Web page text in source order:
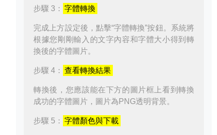
步驟 3： 字體轉換
完成上方設定後，點擊“字體轉換”按鈕。系統將
根據您剛剛輸入的文字內容和字體大小得到轉
換後的字體圖片。
步驟 4： 查看轉換結果
轉換後，您應該能在下方的圖片框上看到轉換
成功的字體圖片，圖片為PNG透明背景。
步驟 5： 字體顏色與下載